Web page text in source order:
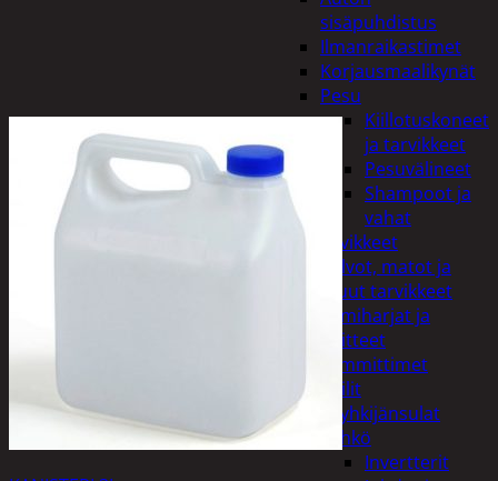
sisäpuhdistus
Ilmanraikastimet
Korjausmaalikynät
Pesu
Kiillotuskoneet
ja tarvikkeet
Pesuvälineet
Shampoot ja
vahat
Autotarvikkeet
Kalvot, matot ja
muut tarvikkeet
Lumiharjat ja
peitteet
Lämmittimet
Peilit
Pyyhkijänsulat
Sähkö
Invertterit